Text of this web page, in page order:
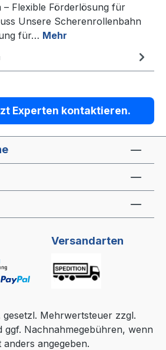
Flexible Förderlösung für
Unsere Scherenrollenbahn
für… Mehr
Experten kontaktieren.
Versandarten
gesetzl. Mehrwertsteuer zzgl.
Nachnahmegebühren, wenn
anders angegeben.